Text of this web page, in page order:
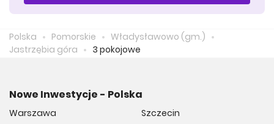
Polska Pomorskie
Władysławowo (gm.)
Jastrzębia góra
3 pokojowe
Nowe Inwestycje - Polska
Warszawa
Szczecin